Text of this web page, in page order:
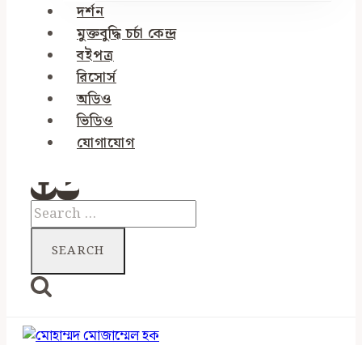
দর্শন
মুক্তবুদ্ধি চর্চা কেন্দ্র
বইপত্র
রিসোর্স
অডিও
ভিডিও
যোগাযোগ
Search
for: